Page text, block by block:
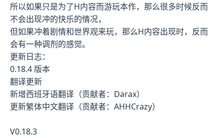
所以如果只是为了H内容而游玩本作，那么很多时候反而
不会出现冲的快乐的情况，
但如果冲着剧情和世界观来玩，那么H内容出现时，反而
会有一种调剂的感觉。
更新日志：
0.18.4 版本
翻译更新
新增西班牙语翻译（贡献者：Darax）
更新繁体中文翻译（贡献者：AHHCrazy）
V0.18.3